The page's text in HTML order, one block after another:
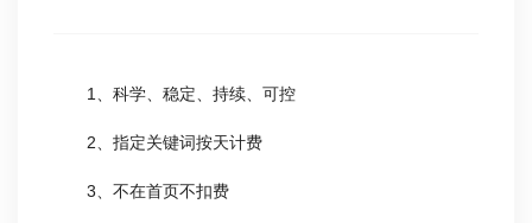
1、科学、稳定、持续、可控
2、指定关键词按天计费
3、不在首页不扣费